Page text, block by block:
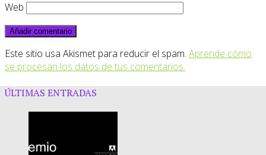
Web
Este sitio usa Akismet para reducir el spam. Aprende cómo
se procesan los datos de tus comentarios.
ÚLTIMAS ENTRADAS